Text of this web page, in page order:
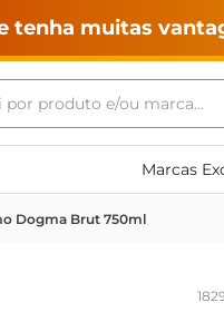
tenha muitas
por produto e/ou
Marcas
Dogma Brut 750ml
buscados